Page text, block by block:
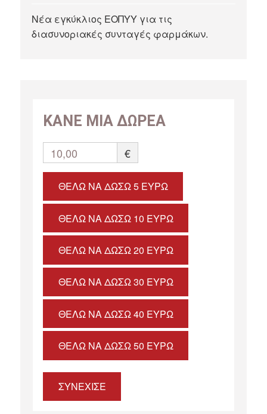
Νέα εγκύκλιος ΕΟΠΥΥ για τις
διασυνοριακές συνταγές φαρμάκων.
ΚΑΝΕ ΜΙΑ ΔΩΡΕΑ
10,00 €
ΘΈΛΩ ΝΑ ΔΏΣΩ 5 ΕΥΡΏ
ΘΈΛΩ ΝΑ ΔΏΣΩ 10 ΕΥΡΏ
ΘΈΛΩ ΝΑ ΔΏΣΩ 20 ΕΥΡΏ
ΘΈΛΩ ΝΑ ΔΏΣΩ 30 ΕΥΡΏ
ΘΈΛΩ ΝΑ ΔΏΣΩ 40 ΕΥΡΏ
ΘΈΛΩ ΝΑ ΔΏΣΩ 50 ΕΥΡΏ
ΣΥΝΕΧΙΣΕ